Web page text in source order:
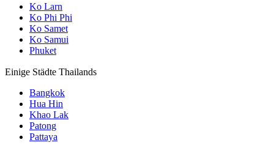
Ko Larn
Ko Phi Phi
Ko Samet
Ko Samui
Phuket
Einige Städte Thailands
Bangkok
Hua Hin
Khao Lak
Patong
Pattaya